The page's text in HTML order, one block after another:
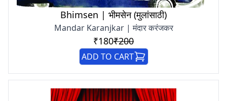
Bhimsen | भीमसेन (मुलांसाठी)
Mandar Karanjkar | मंदार करंजकर
₹180₹200
ADD TO CART